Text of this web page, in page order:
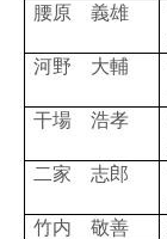
腰原 義雄
河野 大輔
干場 浩孝
二家 志郎
竹内 敬善